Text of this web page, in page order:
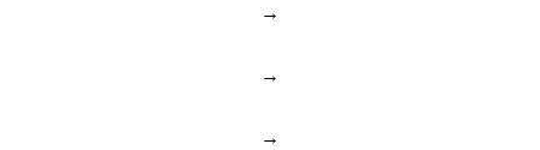
→
→
→